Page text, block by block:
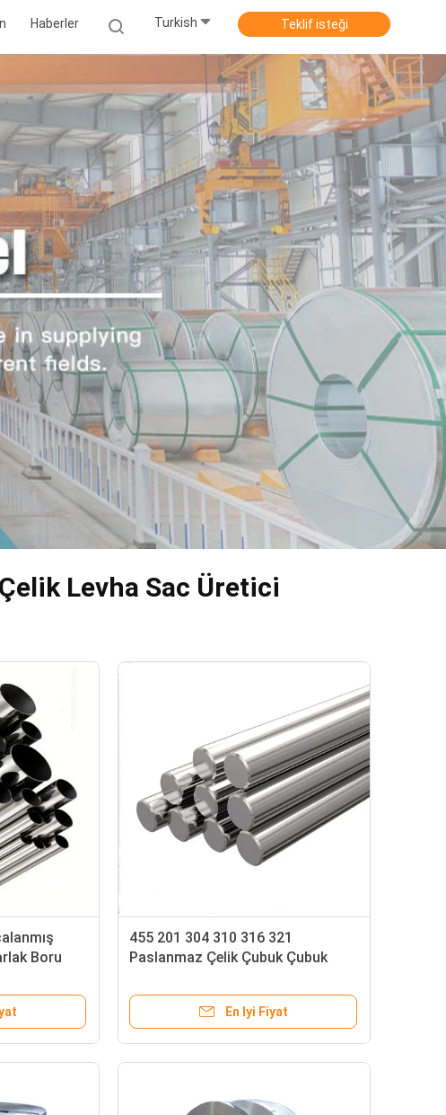
Haberler Turkish Teklif isteği
Levha Sac Üretici
Boru
455 201 304 310 316 321
Paslanmaz Çelik Çubuk Çubuk
ss çubuk 440c
En Iyi Fiyat